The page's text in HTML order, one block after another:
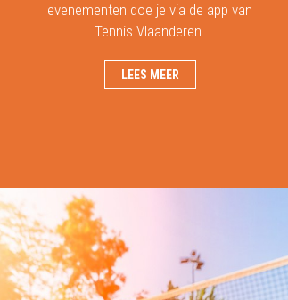
evenementen doe je via de app van
Tennis Vlaanderen.
LEES MEER